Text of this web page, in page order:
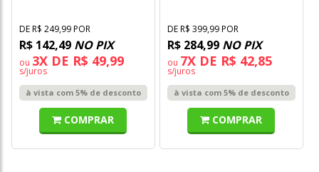
DE R$ 249,99 POR
R$ 142,49 NO PIX
ou 3X DE R$ 49,99
s/juros
à vista com 5% de desconto
COMPRAR
DE R$ 399,99 POR
R$ 284,99 NO PIX
ou 7X DE R$ 42,85
s/juros
à vista com 5% de desconto
COMPRAR